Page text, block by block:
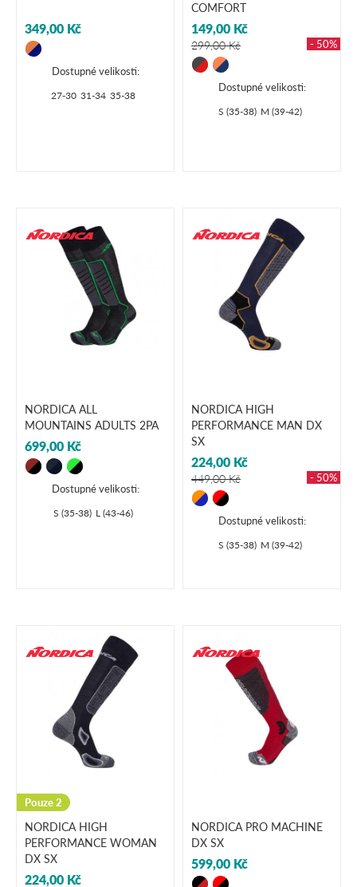
349,00 Kč
Dostupné velikosti:
27-30 31-34 35-38
COMFORT
149,00 Kč
299,00 Kč - 50%
Dostupné velikosti:
S (35-38) M (39-42)
NORDICA ALL
MOUNTAINS ADULTS 2PA
699,00 Kč
Dostupné velikosti:
S (35-38) L (43-46)
NORDICA HIGH
PERFORMANCE MAN DX
SX
224,00 Kč
449,00 Kč - 50%
Dostupné velikosti:
S (35-38) M (39-42)
Pouze 2
NORDICA HIGH
PERFORMANCE WOMAN
DX SX
224,00 Kč
NORDICA PRO MACHINE
DX SX
599,00 Kč